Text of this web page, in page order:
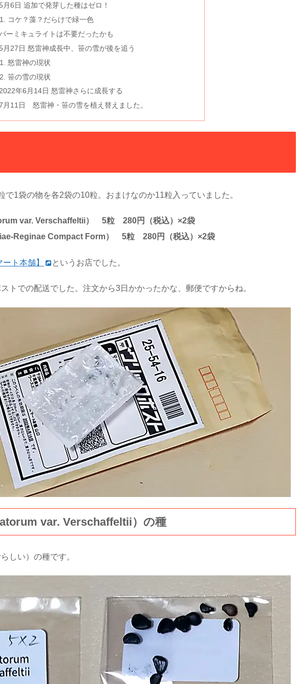
5月6日 追加で発芽した種はゼロ！
コケ？藻？だらけで緑一色
ーミキュライトは不要だったかも
5月27日 怒雷神成長中、笹の雪が後を追う
怒雷神の現状
笹の雪の現状
年6月14日 怒雷神さらに成長する
月11日 怒雷神・笹の雪を植え替えました。
で1袋の物を各2袋の10粒。おまけなのか11粒入っていました。
var. Verschaffeltii） 5粒 280円（税込）×2袋
Reginae Compact Form） 5粒 280円（税込）×2袋
ート本舗】 というお店でした。
トでの配送でした。注文から3日かかったかな、郵便ですからね。
var. Verschaffeltii）の種
しい）の種です。